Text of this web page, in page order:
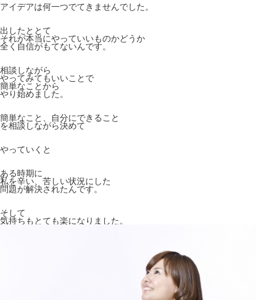
アイデアは何一つでてきませんでした。
出したととて
それが本当にやっていいものかどうか
全く自信がもてないんです。
相談しながら
やってみてもいいことで
簡単なことから
やり始めました。
簡単なこと、自分にできること
を相談しながら決めて
やっていくと
ある時期に
私を辛い、苦しい状況にした
問題が解決されたんです。
そして
気持ちもとても楽になりました。